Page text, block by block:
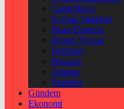
Canlı Borsa
Namaz Vakitleri
Puan Durumu
Kripto Paralar
Dövizler
Hisseler
Altınlar
Pariteler
Gündem
Ekonomi